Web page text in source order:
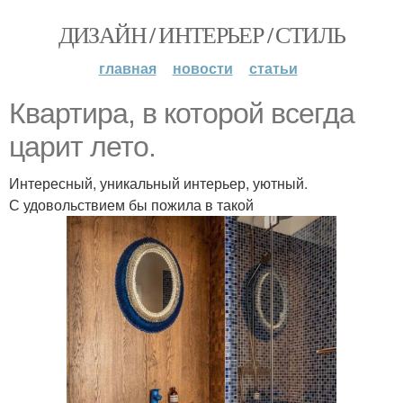
ДИЗАЙН / ИНТЕРЬЕР / СТИЛЬ
главная новости статьи
Квартира, в которой всегда
царит лето.
Интересный, уникальный интерьер, уютный.
С удовольствием бы пожила в такой